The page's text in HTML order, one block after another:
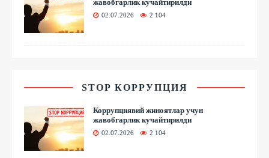
жавобгарлик кучайтирилди
02.07.2026 2 104
STOP КОРРУПЦИЯ
Коррупциявий жиноятлар учун
жавобгарлик кучайтирилди
02.07.2026 2 104